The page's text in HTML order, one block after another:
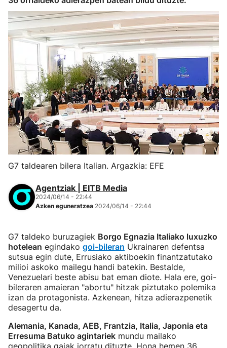
G7 taldearen bilera Italian. Argazkia: EFE
Agentziak | EITB Media
2024/06/14 - 22:44
Azken eguneratzea 2024/06/14 - 22:44
G7 taldeko buruzagiek Borgo Egnazia Italiako luxuzko
hotelean egindako goi-bileran Ukrainaren defentsa
sutsua egin dute, Errusiako aktiboekin finantzatutako
milioi askoko mailegu handi batekin. Bestalde,
Venezuelari beste abisu bat eman diote. Hala ere, goi-
bileraren amaieran "abortu" hitzak piztutako polemika
izan da protagonista. Azkenean, hitza adierazpenetik
desagertu da.
Alemania, Kanada, AEB, Frantzia, Italia, Japonia eta
Erresuma Batuko agintariek mundu mailako
geopolitika gaiak jorratu dituzte. Hona hemen 36